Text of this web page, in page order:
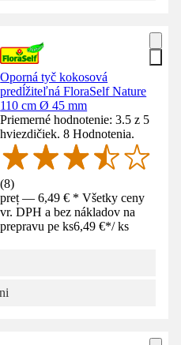
Oporná tyč kokosová
predĺžiteľná FloraSelf Nature
110 cm Ø 45 mm
Priemerné hodnotenie: 3.5 z 5
hviezdičiek. 8 Hodnotenia.
(8)
preț — 6,49 € * Všetky ceny
vr. DPH a bez nákladov na
prepravu pe ks6,49 €*/ ks